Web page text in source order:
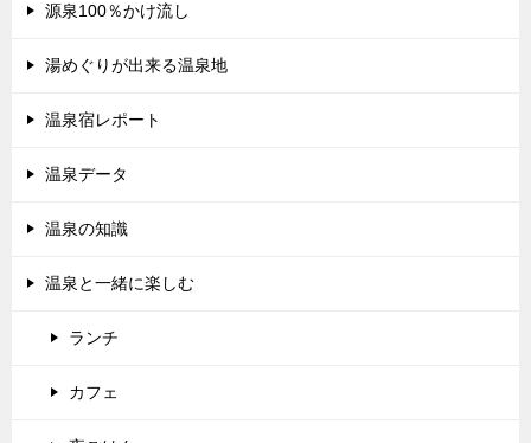
源泉100％かけ流し
湯めぐりが出来る温泉地
温泉宿レポート
温泉データ
温泉の知識
温泉と一緒に楽しむ
ランチ
カフェ